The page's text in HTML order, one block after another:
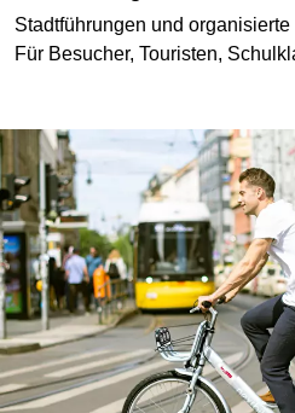
Stadtführungen und
Für Besucher, Touristen,